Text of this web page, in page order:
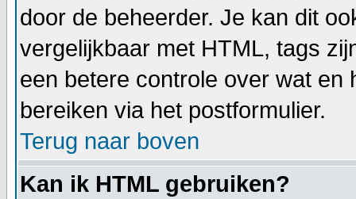
door de beheerder. Je kan dit
vergelijkbaar met HTML, tags
een betere controle over wat en
bereiken via het postformulier.
Terug naar boven
Kan ik HTML gebruiken?